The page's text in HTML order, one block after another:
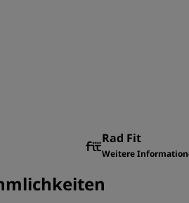
Rad Fit
Weitere